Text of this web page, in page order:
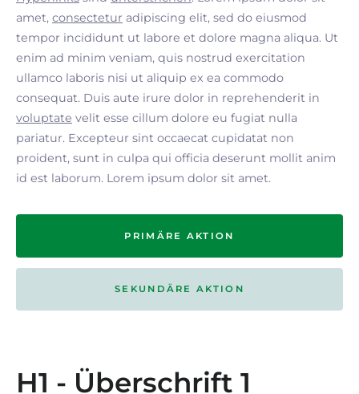
amet, consectetur adipiscing elit, sed do eiusmod
tempor incididunt ut labore et dolore magna aliqua. Ut
enim ad minim veniam, quis nostrud exercitation
ullamco laboris nisi ut aliquip ex ea commodo
consequat. Duis aute irure dolor in reprehenderit in
voluptate velit esse cillum dolore eu fugiat nulla
pariatur. Excepteur sint occaecat cupidatat non
proident, sunt in culpa qui officia deserunt mollit anim
id est laborum. Lorem ipsum dolor sit amet.
PRIMÄRE AKTION
SEKUNDÄRE AKTION
H1 - Überschrift 1